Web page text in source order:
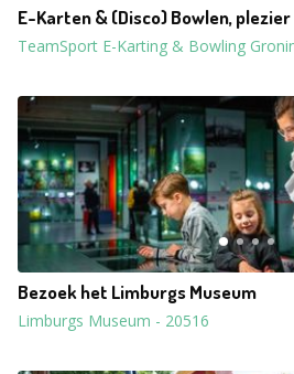
E-Karten & (Disco) Bowlen,
TeamSport E-Karting & Bowling
Bezoek het Limburgs Museum
Limburgs Museum - 20516